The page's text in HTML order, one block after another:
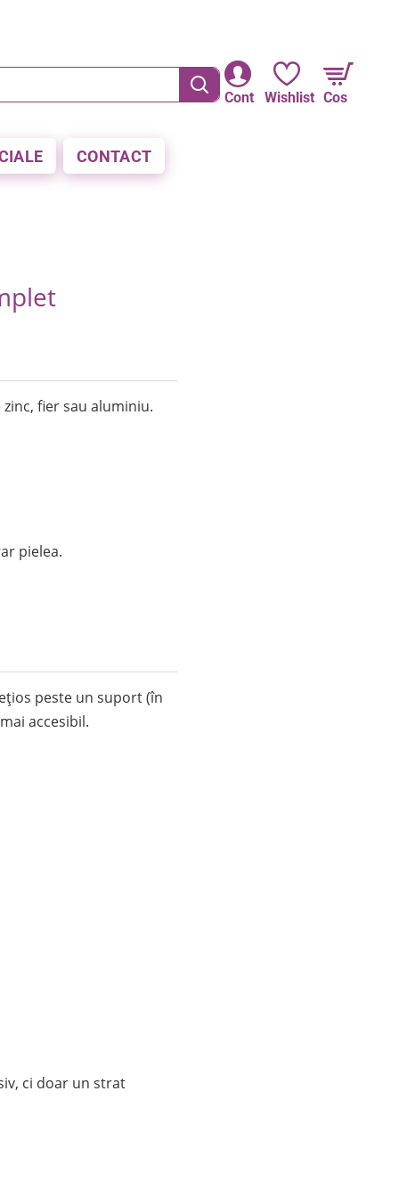
Cont Wishlist Cos
CONTACT
fier sau aluminiu.
pielea.
peste un suport (în
accesibil.
ci doar un strat